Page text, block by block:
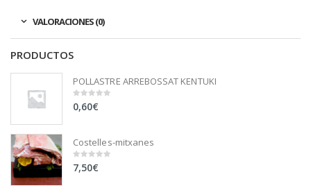
VALORACIONES (0)
PRODUCTOS
POLLASTRE ARREBOSSAT KENTUKI
0
out
0,60€
Costelles-mitxanes
0
out
7,50€